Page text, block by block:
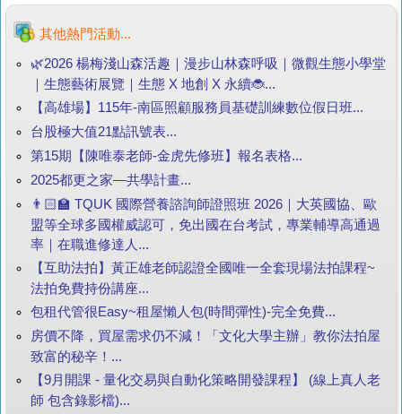
其他熱門活動...
🌿2026 楊梅淺山森活趣｜漫步山林森呼吸｜微觀生態小學堂
｜生態藝術展覽｜生態 X 地創 X 永續🐞...
【高雄場】115年-南區照顧服務員基礎訓練數位假日班...
台股極大值21點訊號表...
第15期【陳唯泰老師-金虎先修班】報名表格...
2025都更之家—共學計畫...
👨🏻‍🏫 TQUK 國際營養諮詢師證照班 2026｜大英國協、歐
盟等全球多國權威認可，免出國在台考試，專業輔導高通過
率｜在職進修達人...
【互助法拍】黃正雄老師認證全國唯一全套現場法拍課程~
法拍免費持份講座...
包租代管很Easy~租屋懶人包(時間彈性)-完全免費...
房價不降，買屋需求仍不減！「文化大學主辦」教你法拍屋
致富的秘辛！...
【9月開課 - 量化交易與自動化策略開發課程】 (線上真人老
師 包含錄影檔)...